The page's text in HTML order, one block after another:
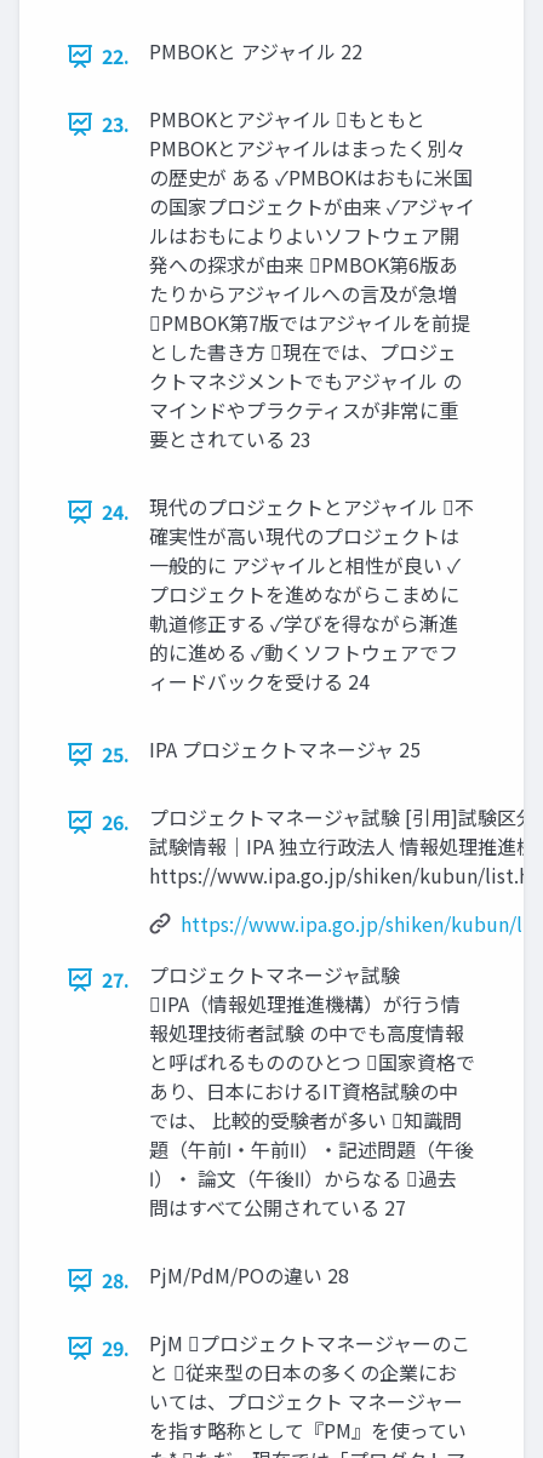
22. PMBOKと アジャイル 22
23.
PMBOKとアジャイル もともと
PMBOKとアジャイルはまったく別々
の歴史が ある ✓PMBOKはおもに米国
の国家プロジェクトが由来 ✓アジャイ
ルはおもによりよいソフトウェア開
発への探求が由来 PMBOK第6版あ
たりからアジャイルへの言及が急増
PMBOK第7版ではアジャイルを前提
とした書き方 現在では、プロジェ
クトマネジメントでもアジャイル の
マインドやプラクティスが非常に重
要とされている 23
24.
現代のプロジェクトとアジャイル 不
確実性が高い現代のプロジェクトは
一般的に アジャイルと相性が良い ✓
プロジェクトを進めながらこまめに
軌道修正する ✓学びを得ながら漸進
的に進める ✓動くソフトウェアでフ
ィードバックを受ける 24
25. IPA プロジェクトマネージャ 25
26.
プロジェクトマネージャ試験 [引用]試験区分
試験情報｜IPA 独立行政法人 情報処理推進機
https://www.ipa.go.jp/shiken/kubun/
https://www.ipa.go.jp/shiken/kubun/
27.
プロジェクトマネージャ試験
IPA（情報処理推進機構）が行う情
報処理技術者試験 の中でも高度情報
と呼ばれるもののひとつ 国家資格で
あり、日本におけるIT資格試験の中
では、 比較的受験者が多い 知識問
題（午前Ⅰ・午前Ⅱ）・記述問題（午後
Ⅰ）・ 論文（午後Ⅱ）からなる 過去
問はすべて公開されている 27
28. PjM/PdM/POの違い 28
29.
PjM プロジェクトマネージャーのこ
と 従来型の日本の多くの企業にお
いては、プロジェクト マネージャー
を指す略称として『PM』を使ってい